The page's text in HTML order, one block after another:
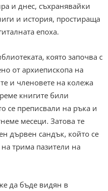
и днес, съхранявайки
и история, простираща
епоха.
която започва с
от архиепископа на
и членовете на колежа
книгите били
се преписвали на ръка и
месеци. Затова те
дървен сандък, който се
трима пазители на
да бъде видян в